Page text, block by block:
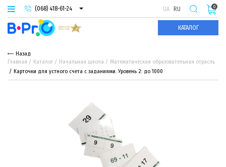
(068) 418-61-24
(093) 974-66-94
(095) 987-29-55
UA RU
КАТАЛОГ
0
Назад
Главная
Каталог Начальная школа
Математическая образовательная отрасль
Карточки для устного счета с заданиями. Уровень 2: до 1000